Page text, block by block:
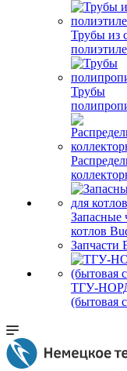
Трубы из
Трубы
Запасные
котлов
Запчасти
ТГУ-
(бытовая